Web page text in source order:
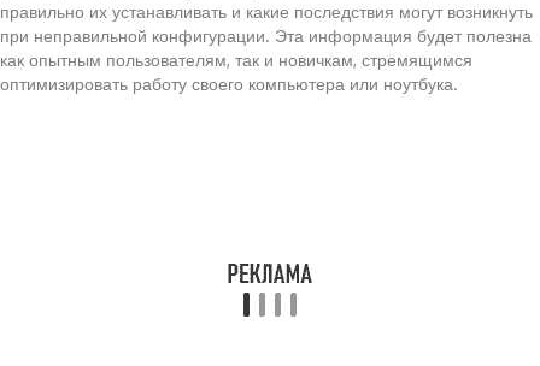
правильно их устанавливать и какие последствия могут возникнуть
при неправильной конфигурации. Эта информация будет полезна
как опытным пользователям, так и новичкам, стремящимся
оптимизировать работу своего компьютера или ноутбука.